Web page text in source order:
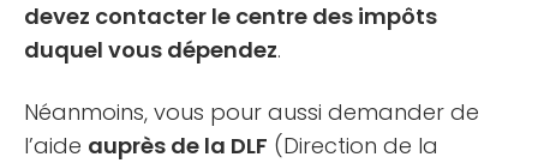
devez contacter le centre des impôts
duquel vous dépendez.
Néanmoins, vous pour aussi demander de
l’aide auprès de la DLF (Direction de la